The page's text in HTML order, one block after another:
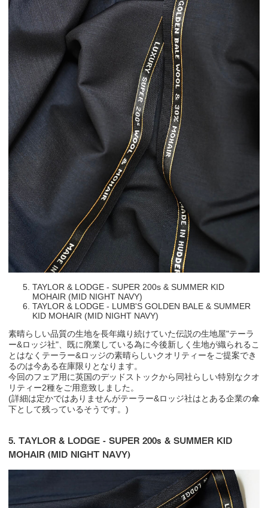
TAYLOR & LODGE - SUPER 200s & SUMMER KID
MOHAIR (MID NIGHT NAVY)
TAYLOR & LODGE - LUMB'S GOLDEN BALE & SUMMER
KID MOHAIR (MID NIGHT NAVY)
素晴らしい品質の生地を長年織り続けていた伝説の生地屋"テーラ
ー&ロッジ社"、既に廃業している為に今後新しく生地が織られるこ
とはなくテーラー&ロッジの素晴らしいクオリティーをご提案でき
るのは今ある在庫限りとなります。
今回のフェア用に英国のデッドストックから同社らしい特別なクオ
リティー2種をご用意致しました。
(詳細は定かではありませんがテーラー&ロッジ社はとある企業の傘
下として残っているそうです。)
5. TAYLOR & LODGE - SUPER 200s & SUMMER KID
MOHAIR (MID NIGHT NAVY)